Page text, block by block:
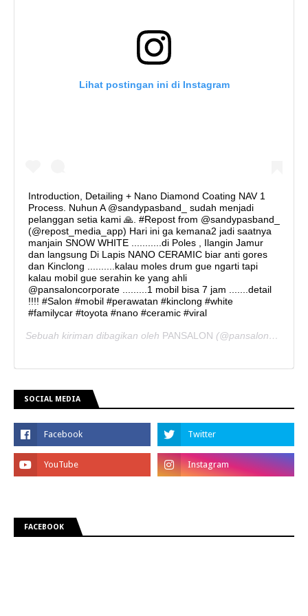
Lihat postingan ini di Instagram
Introduction, Detailing + Nano Diamond Coating NAV 1
Process. Nuhun A @sandypasband_ sudah menjadi
pelanggan setia kami 🙏. #Repost from @sandypasband_
(@repost_media_app) Hari ini ga kemana2 jadi saatnya
manjain SNOW WHITE ...........di Poles , Ilangin Jamur
dan langsung Di Lapis NANO CERAMIC biar anti gores
dan Kinclong ..........kalau moles drum gue ngarti tapi
kalau mobil gue serahin ke yang ahli
@pansaloncorporate .........1 mobil bisa 7 jam .......detail
!!!! #Salon #mobil #perawatan #kinclong #white
#familycar #toyota #nano #ceramic #viral
Sebuah kiriman dibagikan oleh PANSALON (@pansaloncorporate) pada
SOCIAL MEDIA
FACEBOOK